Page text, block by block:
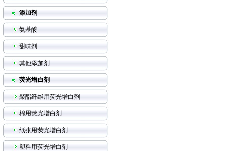
添加剂
氨基酸
甜味剂
其他添加剂
荧光增白剂
聚酯纤维用荧光增白剂
棉用荧光增白剂
纸张用荧光增白剂
塑料用荧光增白剂